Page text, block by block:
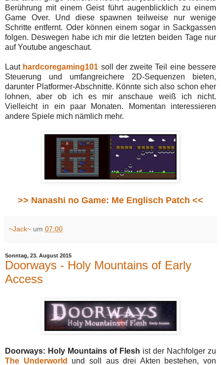
Berührung mit einem Geist führt augenblicklich zu einem
Game Over. Und diese spawnen teilweise nur wenige
Schritte entfernt. Oder können einem sogar in Sackgassen
folgen. Deswegen habe ich mir die letzten beiden Tage nur
auf Youtube angeschaut.
Laut hardcoregaming101 soll der zweite Teil eine bessere
Steuerung und umfangreichere 2D-Sequenzen bieten,
darunter Platformer-Abschnitte. Könnte sich also schon eher
lohnen, aber ob ich es mir anschaue weiß ich nicht.
Vielleicht in ein paar Monaten. Momentan interessieren
andere Spiele mich nämlich mehr.
>> Nanashi no Game: Me Englisch Patch <<
~Jack~ um 07:00
Sonntag, 23. August 2015
Doorways - Holy Mountains of Early
Access
Doorways: Holy Mountains of Flesh ist der Nachfolger zu
The Underworld
und soll aus drei Akten bestehen, von